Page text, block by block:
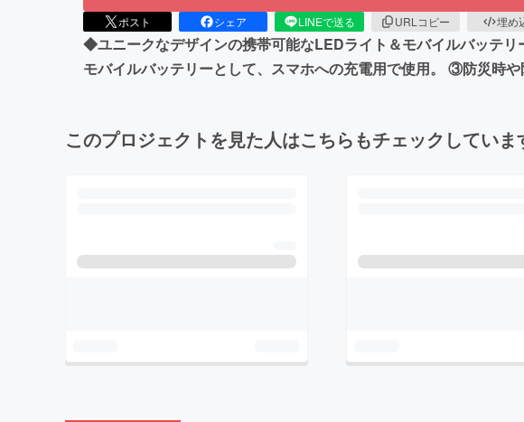
ポスト シェア LINEで送る URLコピー 埋め
◆ユニークなデザインの携帯可能なLEDライト＆モバイルバッテ
モバイルバッテリーとして、スマホへの充電用で使用。 ③防災時
このプロジェクトを見た人はこちらもチェックしていま